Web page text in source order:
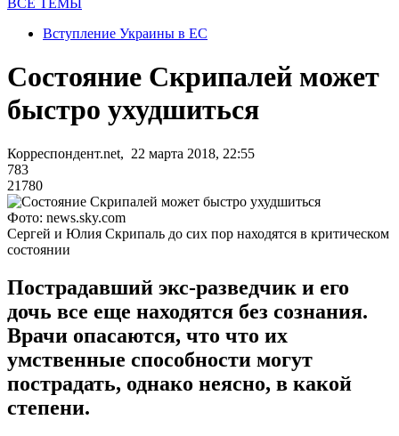
ВСЕ ТЕМЫ
Вступление Украины в ЕС
Состояние Скрипалей может
быстро ухудшиться
Корреспондент.net, 22 марта 2018, 22:55
783
21780
Фото: news.sky.com
Сергей и Юлия Скрипаль до сих пор находятся в критическом
состоянии
Пострадавший экс-разведчик и его
дочь все еще находятся без сознания.
Врачи опасаются, что что их
умственные способности могут
пострадать, однако неясно, в какой
степени.